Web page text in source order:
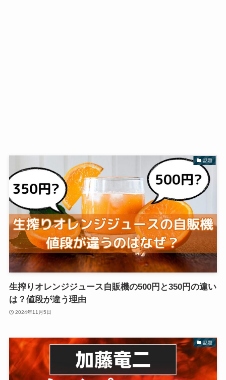
話題
生搾りオレンジジュース自販機の500円と350円の違い
は？値段が違う理由
2024年11月5日
話題